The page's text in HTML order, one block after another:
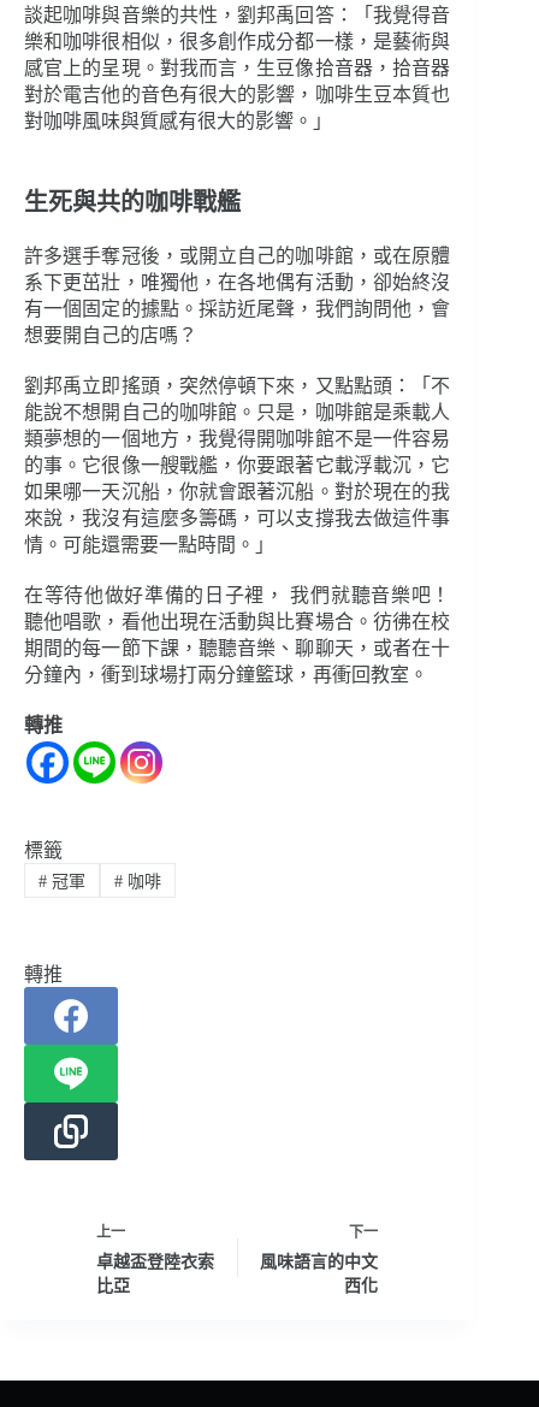
談起咖啡與音樂的共性，劉邦禹回答：「我覺得音
樂和咖啡很相似，很多創作成分都一樣，是藝術與
感官上的呈現。對我而言，生豆像拾音器，拾音器
對於電吉他的音色有很大的影響，咖啡生豆本質也
對咖啡風味與質感有很大的影響。」
生死與共的咖啡戰艦
許多選手奪冠後，或開立自己的咖啡館，或在原體
系下更茁壯，唯獨他，在各地偶有活動，卻始終沒
有一個固定的據點。採訪近尾聲，我們詢問他，會
想要開自己的店嗎？
劉邦禹立即搖頭，突然停頓下來，又點點頭：「不
能說不想開自己的咖啡館。只是，咖啡館是乘載人
類夢想的一個地方，我覺得開咖啡館不是一件容易
的事。它很像一艘戰艦，你要跟著它載浮載沉，它
如果哪一天沉船，你就會跟著沉船。對於現在的我
來說，我沒有這麼多籌碼，可以支撐我去做這件事
情。可能還需要一點時間。」
在等待他做好準備的日子裡， 我們就聽音樂吧！
聽他唱歌，看他出現在活動與比賽場合。彷彿在校
期間的每一節下課，聽聽音樂、聊聊天，或者在十
分鐘內，衝到球場打兩分鐘籃球，再衝回教室。
轉推
標籤
#冠軍 #咖啡
轉推
上一
卓越盃登陸衣索
比亞
下一
風味語言的中文
西化